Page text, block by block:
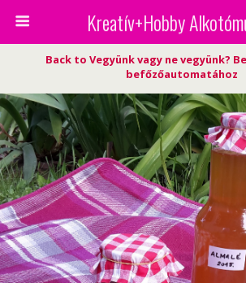
Kreatív+Hobby
Back to Vegyünk vagy ne vegyünk?
befőzőautomatához